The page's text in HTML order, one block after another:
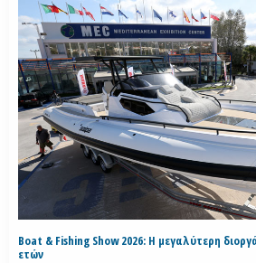
Boat & Fishing Show 2026: Η μεγαλύτερη
ετών